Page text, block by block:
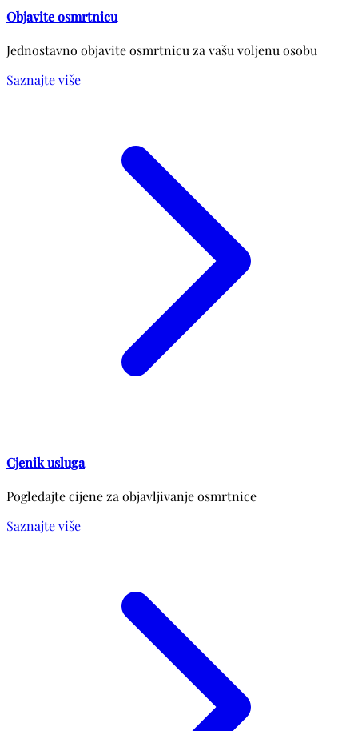
Objavite osmrtnicu
Jednostavno objavite osmrtnicu za vašu voljenu osobu
Saznajte više
Cjenik usluga
Pogledajte cijene za objavljivanje osmrtnice
Saznajte više